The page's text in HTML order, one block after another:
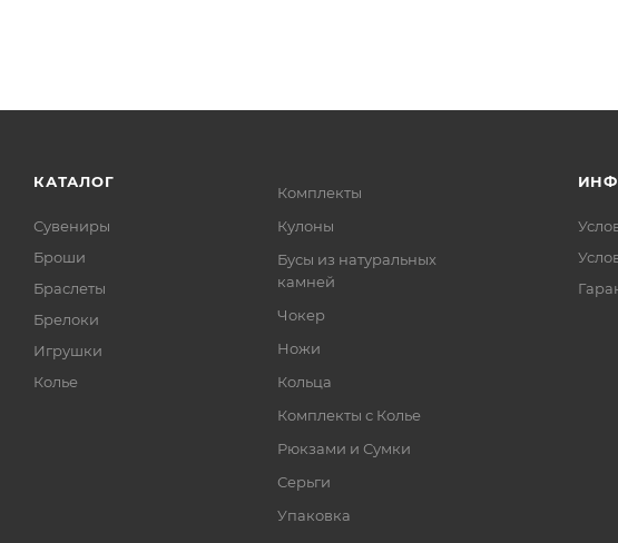
КАТАЛОГ
Сувениры
Броши
Браслеты
Брелоки
Игрушки
Колье
Комплекты
Кулоны
Бусы из натуральных
камней
Чокер
Ножи
Кольца
Комплекты с Колье
Рюкзами и Сумки
Серьги
Упаковка